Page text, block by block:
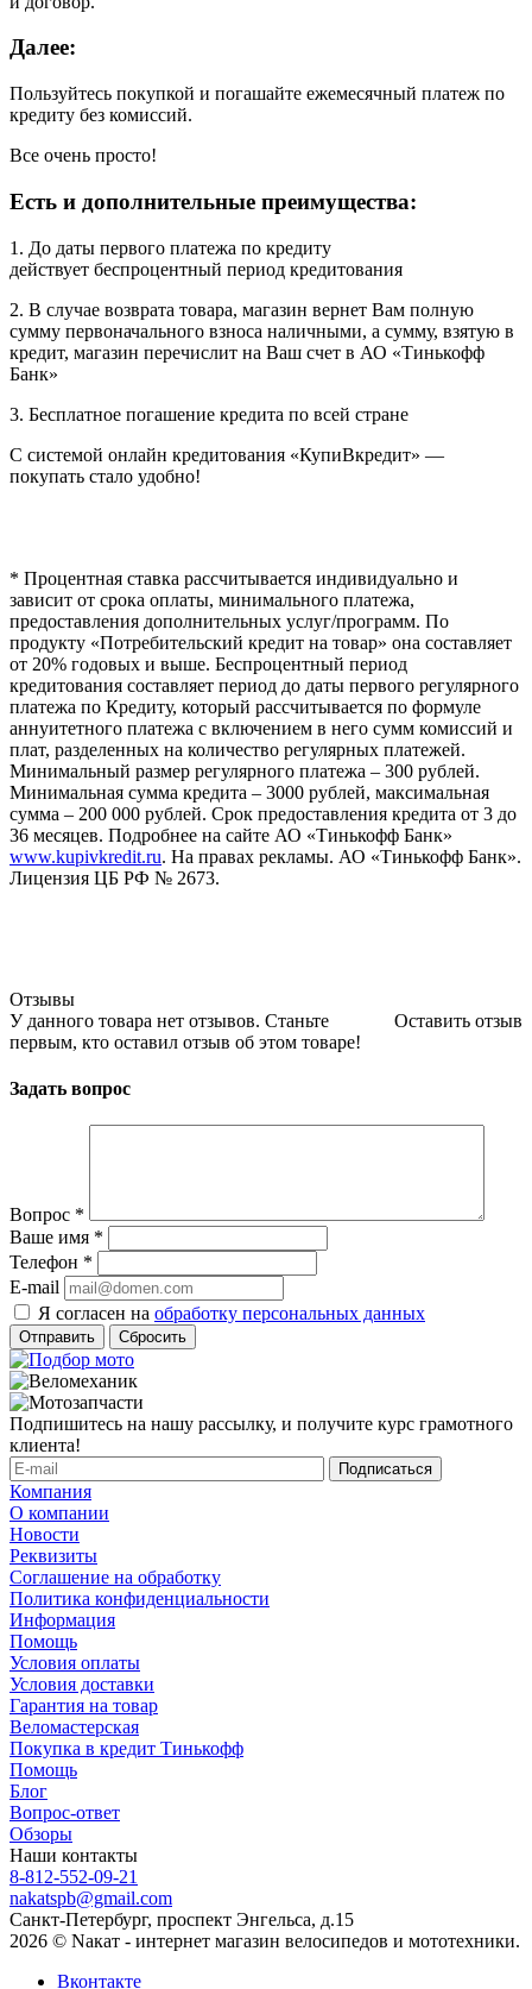
Далее:
Пользуйтесь покупкой и погашайте ежемесячный платеж по
кредиту без комиссий.
Все очень просто!
Есть и дополнительные преимущества:
1. До даты первого платежа по кредиту
действует беспроцентный период кредитования
2. В случае возврата товара, магазин вернет Вам полную
сумму первоначального взноса наличными, а сумму, взятую в
кредит, магазин перечислит на Ваш счет в АО «Тинькофф
Банк»
3. Бесплатное погашение кредита по всей стране
С системой онлайн кредитования «КупиВкредит» —
покупать стало удобно!
* Процентная ставка рассчитывается индивидуально и
зависит от срока оплаты, минимального платежа,
предоставления дополнительных услуг/программ. По
продукту «Потребительский кредит на товар» она составляет
от 20% годовых и выше. Беспроцентный период
кредитования составляет период до даты первого регулярного
платежа по Кредиту, который рассчитывается по формуле
аннуитетного платежа с включением в него сумм комиссий и
плат, разделенных на количество регулярных платежей.
Минимальный размер регулярного платежа – 300 рублей.
Минимальная сумма кредита – 3000 рублей, максимальная
сумма – 200 000 рублей. Срок предоставления кредита от 3 до
36 месяцев. Подробнее на сайте АО «Тинькофф Банк»
www.kupivkredit.ru. На правах рекламы. АО «Тинькофф Банк».
Лицензия ЦБ РФ № 2673.
Отзывы
Оставить отзыв
У данного товара нет отзывов. Станьте
первым, кто оставил отзыв об этом товаре!
Задать вопрос
Вопрос *
Ваше имя *
Телефон *
E-mail
Я согласен на обработку персональных данных
Сбросить
Подпишитесь на нашу рассылку, и получите курс грамотного
клиента!
Компания
О компании
Новости
Реквизиты
Соглашение на обработку
Политика конфиденциальности
Информация
Помощь
Условия оплаты
Условия доставки
Гарантия на товар
Веломастерская
Покупка в кредит Тинькофф
Помощь
Блог
Вопрос-ответ
Обзоры
Наши контакты
8-812-552-09-21
nakatspb@gmail.com
Санкт-Петербург, проспект Энгельса, д.15
2026 © Nакат - интернет магазин велосипедов и мототехники.
Вконтакте